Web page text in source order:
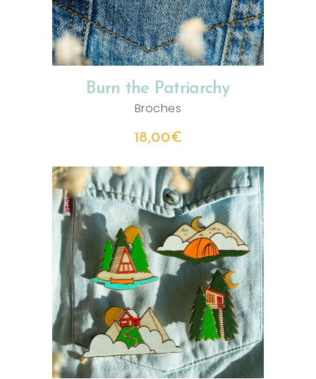
Burn the Patriarchy
Broches
18,00€
CHOIX DES OPTIONS